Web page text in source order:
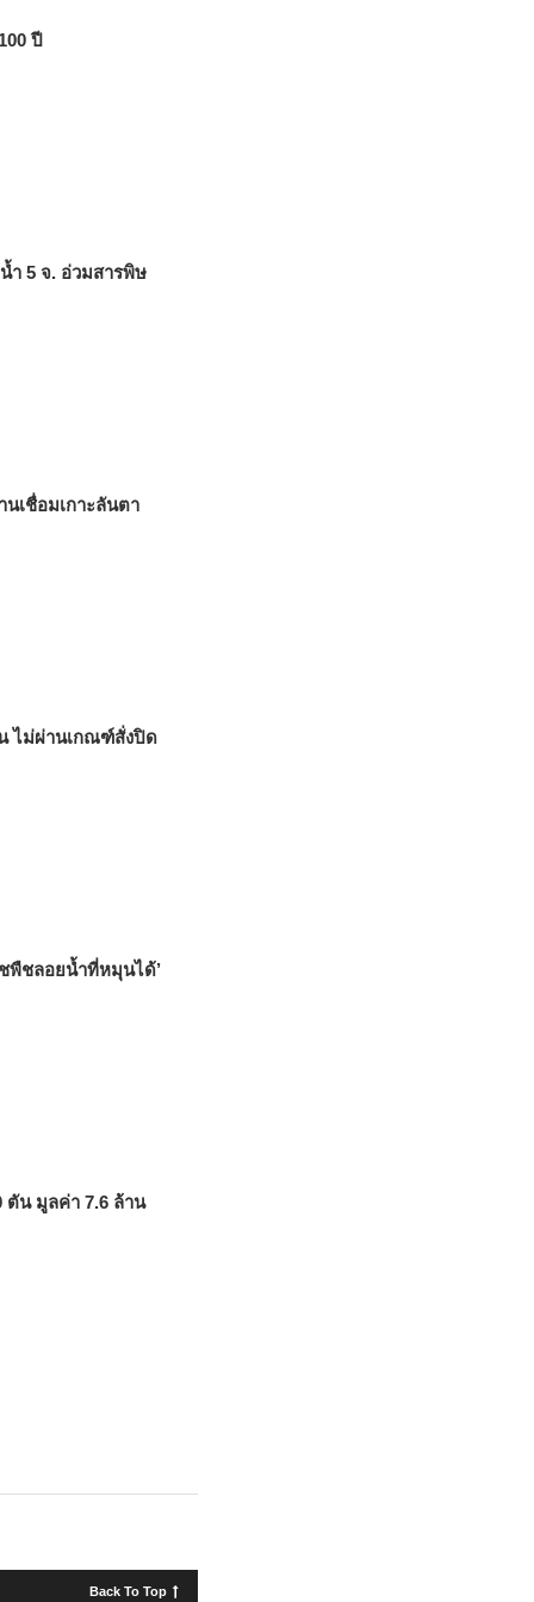
ปี
ำ 5 จ. อ่วมสารพิษ
เชื่อมเกาะลันตา
น ไม่ผ่านเกณฑ์สั่งปิด
พืชลอยน้ำที่หมุนได้’
ตัน มูลค่า 7.6 ล้าน
Back To Top